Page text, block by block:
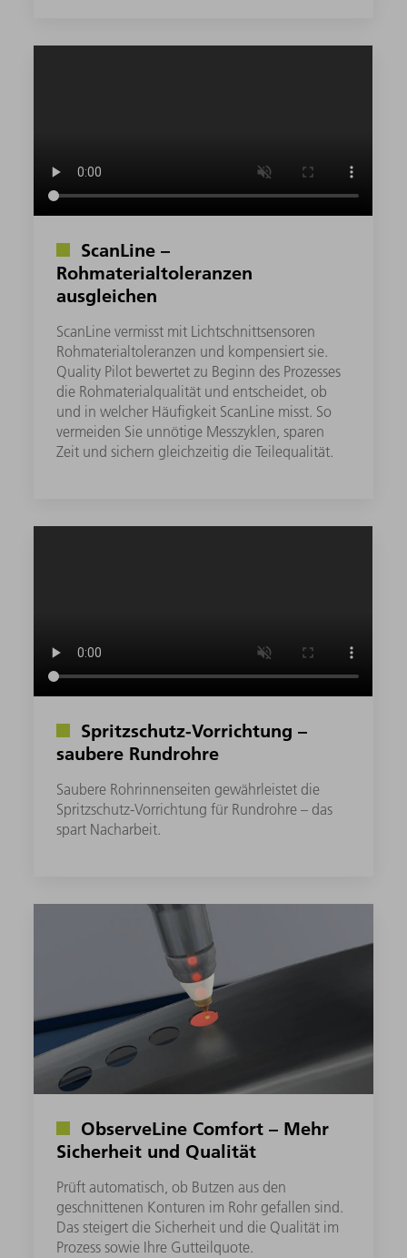
ScanLine –
Rohmaterialtoleranzen
ausgleichen
ScanLine vermisst mit Lichtschnittsensoren
Rohmaterialtoleranzen und kompensiert sie.
Quality Pilot bewertet zu Beginn des Prozesses
die Rohmaterialqualität und entscheidet, ob
und in welcher Häufigkeit ScanLine misst. So
vermeiden Sie unnötige Messzyklen, sparen
Zeit und sichern gleichzeitig die Teilequalität.
Spritzschutz-Vorrichtung –
saubere Rundrohre
Saubere Rohrinnenseiten gewährleistet die
Spritzschutz-Vorrichtung für Rundrohre – das
spart Nacharbeit.
ObserveLine Comfort – Mehr
Sicherheit und Qualität
Prüft automatisch, ob Butzen aus den
geschnittenen Konturen im Rohr gefallen sind.
Das steigert die Sicherheit und die Qualität im
Prozess sowie Ihre Gutteilquote.